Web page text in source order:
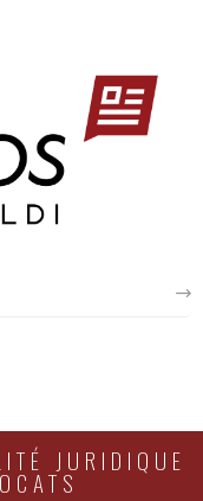
JURIDIQUE